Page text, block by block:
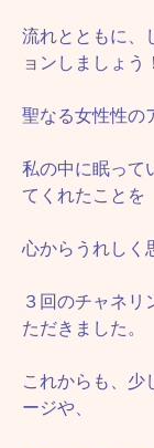
流れとともに、
ョンしましょう！
聖なる女性性の
私の中に眠って
てくれたことを
心からうれしく
３回のチャネ
ただきました。
これからも、少
ージや、